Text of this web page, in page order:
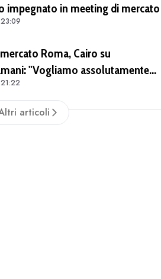
impegnato in meeting di mercato
Roma, Cairo su
"Vogliamo assolutamente
Distanza tra i club sulla
del giocatore
articoli